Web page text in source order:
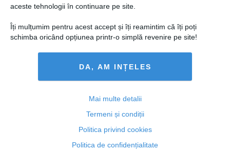
aceste tehnologii în continuare pe site.
Îți mulțumim pentru acest accept și îți reamintim că îți poți
schimba oricând opțiunea printr-o simplă revenire pe site!
DA, AM INȚELES
Mai multe detalii
Termeni și condiții
Politica privind cookies
Politica de confidențialitate
19 mar, 11:30